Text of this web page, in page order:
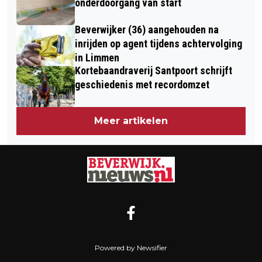
Beverwijker (36) aangehouden na
inrijden op agent tijdens achtervolging
in Limmen
Kortebaandraverij Santpoort schrijft
geschiedenis met recordomzet
Meer artikelen
Powered by Newsifier